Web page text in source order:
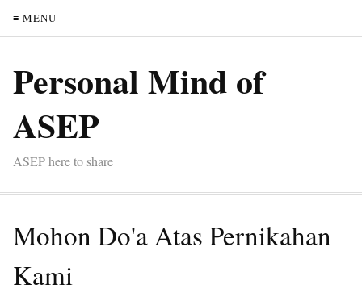
≡ MENU
Personal Mind of
ASEP
ASEP here to share
Mohon Do'a Atas Pernikahan
Kami